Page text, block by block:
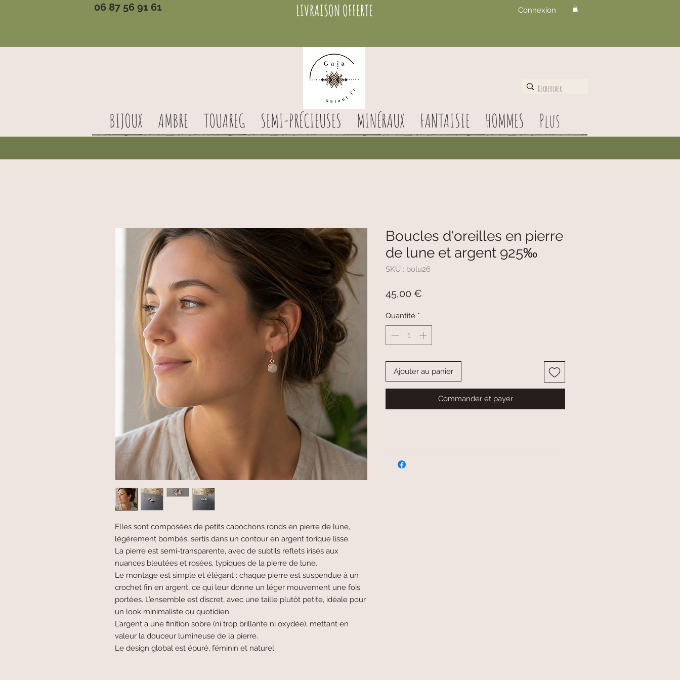
06 87 56 91 61 LIVRAISON OFFERTE Connexion
BIJOUX AMBRE TOUAREG SEMI-PRÉCIEUSES MINÉRAUX FANTAISIE HOMMES Plus
Elles sont composées de petits cabochons ronds en pierre de lune,
légèrement bombés, sertis dans un contour en argent torique lisse.
La pierre est semi-transparente, avec de subtils reflets irisés aux
nuances bleutées et rosées, typiques de la pierre de lune.
Le montage est simple et élégant : chaque pierre est suspendue à un
crochet fin en argent, ce qui leur donne un léger mouvement une fois
portées. L’ensemble est discret, avec une taille plutôt petite, idéale pour
un look minimaliste ou quotidien.
L’argent a une finition sobre (ni trop brillante ni oxydée), mettant en
valeur la douceur lumineuse de la pierre.
Le design global est épuré, féminin et naturel.
Boucles d'oreilles en pierre
de lune et argent 925‰
SKU : bolu26
45,00 €
Quantité *
Ajouter au panier
Commander et payer